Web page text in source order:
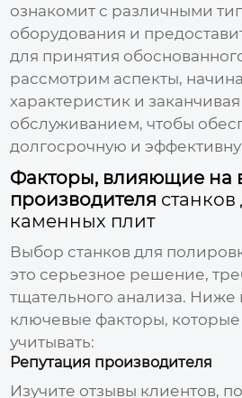
ознакомит с различными
оборудования и
для принятия
рассмотрим аспекты,
характеристик и
обслуживанием, чтобы
долгосрочную и
Факторы, влияющие на
производителя
каменных плит
Выбор станков для
это серьезное решение,
тщательного анализа.
ключевые факторы,
учитывать:
Репутация производителя
Изучите отзывы клиентов,